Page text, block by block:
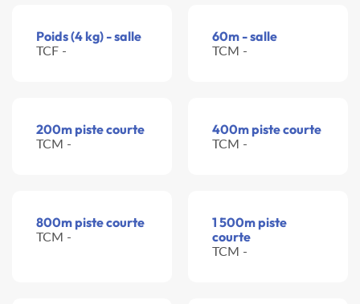
Poids (4 kg) - salle
TCF -
60m - salle
TCM -
200m piste courte
TCM -
400m piste courte
TCM -
800m piste courte
TCM -
1 500m piste
courte
TCM -